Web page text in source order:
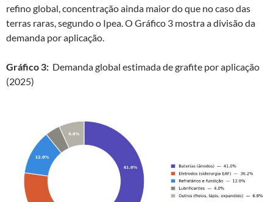
refino global, concentração ainda maior do que no caso das
terras raras, segundo o Ipea. O Gráfico 3 mostra a divisão da
demanda por aplicação.
Gráfico 3: Demanda global estimada de grafite por aplicação
(2025)